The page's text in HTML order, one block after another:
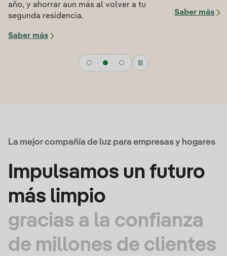
año, y ahorrar aun más al volver a tu
segunda residencia.
Saber más
Saber más
La mejor compañía de luz para empresas y hogares
Impulsamos un futuro
más limpio
gracias a la confianza
de millones de clientes